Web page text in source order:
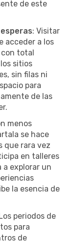
de este
: Visitar
acceder a los
con total
sitios
sin filas ni
para
de las
menos
se hace
que rara vez
en talleres
a explorar un
la esencia de
periodos de
para
de